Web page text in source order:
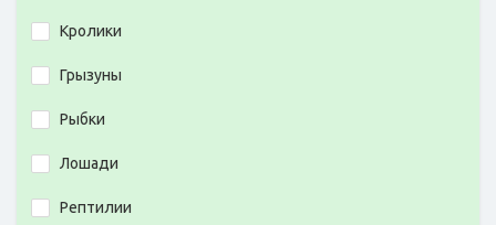
Кролики
Грызуны
Рыбки
Лошади
Рептилии